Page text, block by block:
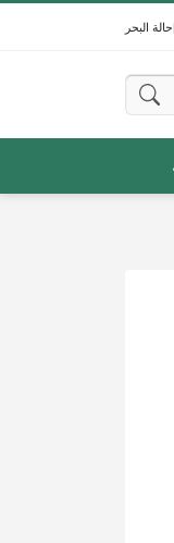
حالة البحر